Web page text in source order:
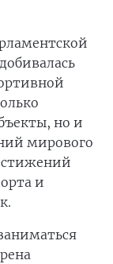
но и
мирового
и